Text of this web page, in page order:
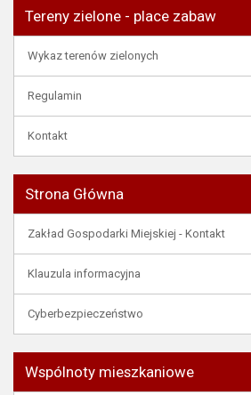
Tereny zielone - place zabaw
Wykaz terenów zielonych
Regulamin
Kontakt
Strona Główna
Zakład Gospodarki Miejskiej - Kontakt
Klauzula informacyjna
Cyberbezpieczeństwo
Wspólnoty mieszkaniowe